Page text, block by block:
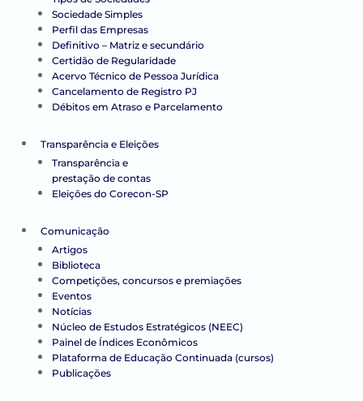
Sociedade Simples
Perfil das Empresas
Definitivo – Matriz e secundário
Certidão de Regularidade
Acervo Técnico de Pessoa Jurídica
Cancelamento de Registro PJ
Débitos em Atraso e Parcelamento
Transparência e Eleições
Transparência e
prestação de contas
Eleições do Corecon-SP
Comunicação
Artigos
Biblioteca
Competições, concursos e premiações
Eventos
Notícias
Núcleo de Estudos Estratégicos (NEEC)
Painel de Índices Econômicos
Plataforma de Educação Continuada (cursos)
Publicações